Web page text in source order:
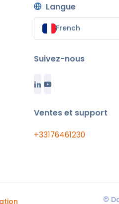
Langue
French
Suivez-nous
Ventes et support
+33176461230
©